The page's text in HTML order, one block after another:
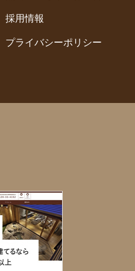
採用情報
プライバシーポリシー